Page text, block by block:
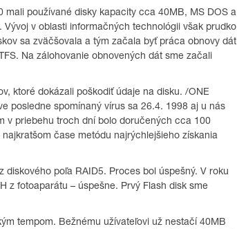
používané disky kapacity cca 40MB, MS DOS a
v oblasti informačných technológii však prudko
sa zväčšovala a tým začala byť práca obnovy dát
Na zálohovanie obnovených dát sme začali
ktoré dokázali poškodiť údaje na disku. /ONE
posledne spomínaný vírus sa 26.4. 1998 aj u nás
v priebehu troch dní bolo doručených cca 100
čase metódu najrýchlejšieho získania
poľa RAID5. Proces bol úspešný. V roku
z fotoaparátu – úspešne. Prvý Flash disk sme
tempom. Bežnému užívateľovi už nestačí 40MB